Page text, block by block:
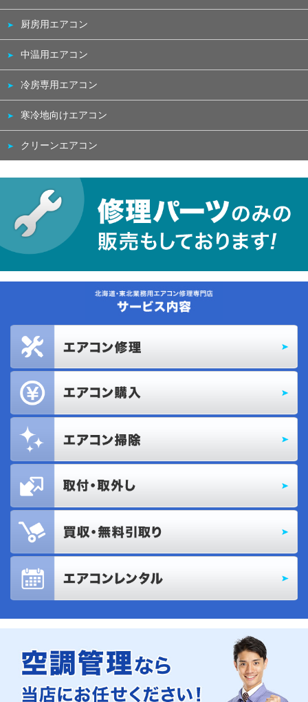
厨房用エアコン
中温用エアコン
冷房専用エアコン
寒冷地向けエアコン
クリーンエアコン